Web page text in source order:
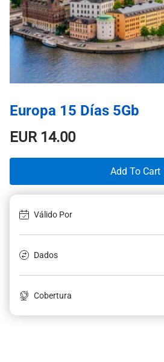
Europa 15 Días 5Gb
EUR14.00
Add To Cart
Válido Por
Dados
Cobertura